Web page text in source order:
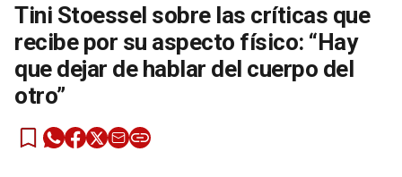
Tini Stoessel sobre las críticas que
recibe por su aspecto físico: “Hay
que dejar de hablar del cuerpo del
otro”